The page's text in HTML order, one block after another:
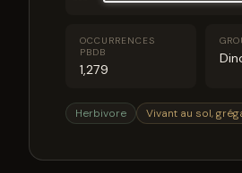
OCCURRENCES
PBDB
1,279
Herbivore Vivant au sol,